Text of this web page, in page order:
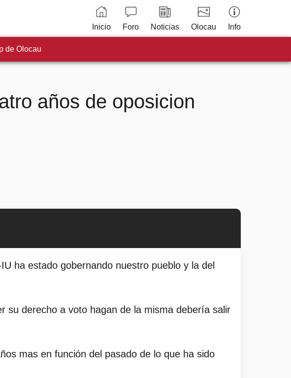
Inicio Foro Noticias Olocau Info
de Olocau
años de oposicion
ha estado gobernando nuestro pueblo y la del
su derecho a voto hagan de la misma debería salir
mas en función del pasado de lo que ha sido